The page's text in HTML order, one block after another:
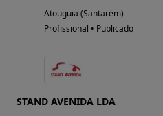
Atouguia (Santarém)
Profissional • Publicado
STAND AVENIDA LDA